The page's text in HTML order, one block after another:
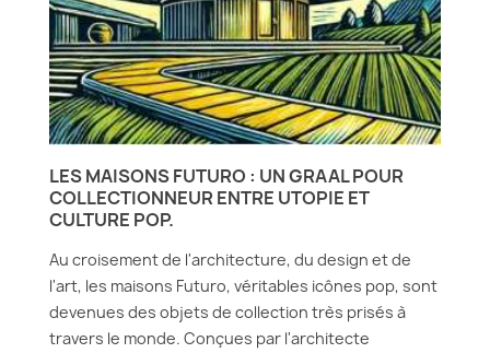
LES MAISONS FUTURO : UN GRAAL POUR
COLLECTIONNEUR ENTRE UTOPIE ET
CULTURE POP.
Au croisement de l'architecture, du design et de
l'art, les maisons Futuro, véritables icônes pop, sont
devenues des objets de collection très prisés à
travers le monde. Conçues par l'architecte